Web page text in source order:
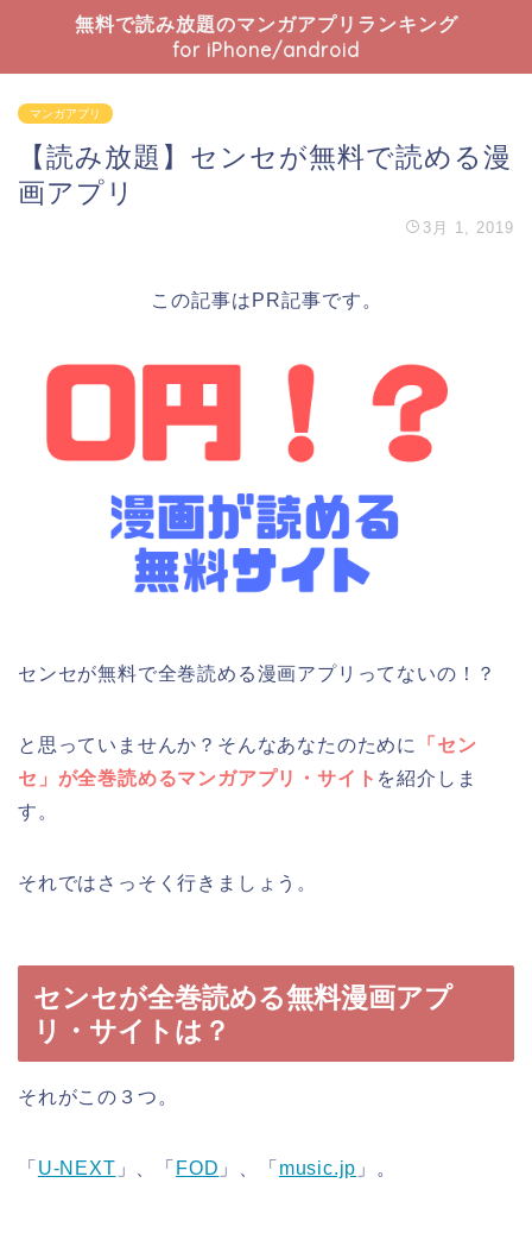
無料で読み放題のマンガアプリランキング
for iPhone/android
マンガアプリ
【読み放題】センセが無料で読める漫
画アプリ
3月 1, 2019
この記事はPR記事です。
センセが無料で全巻読める漫画アプリってないの！？
と思っていませんか？そんなあなたのために
「セン
セ」が全巻読めるマンガアプリ・サイト を紹介しま
す。
それではさっそく行きましょう。
センセが全巻読める無料漫画アプ
リ・サイトは？
それがこの３つ。
「 U-NEXT 」、「 FOD 」、「 music.jp 」。